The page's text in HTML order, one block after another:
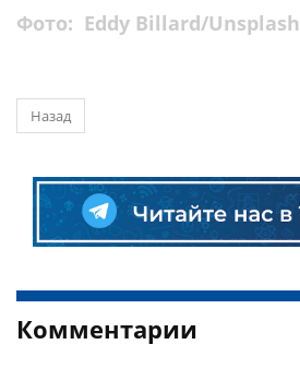
Фото: Eddy Billard/Unsplash
Назад
Комментарии